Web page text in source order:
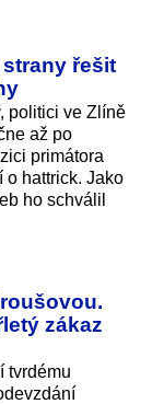
řešit
politici ve Zlíně
až po
primátora
o hattrick. Jako
ho schválil
zákaz
tvrdému